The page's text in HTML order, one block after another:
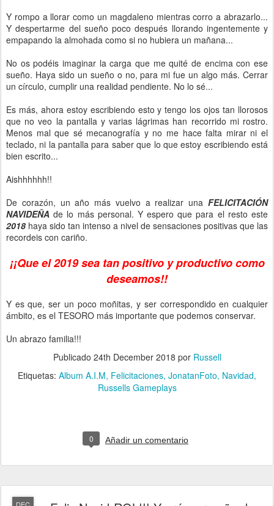
Y rompo a llorar como un magdaleno mientras corro a abrazarlo...
Y despertarme del sueño poco después llorando ingentemente y
empapando la almohada como si no hubiera un mañana...
No os podéis imaginar la carga que me quité de encima con ese
sueño. Haya sido un sueño o no, para mi fue un algo más. Cerrar
un círculo, cumplir una realidad pendiente. No lo sé...
Es más, ahora estoy escribiendo esto y tengo los ojos tan llorosos
que no veo la pantalla y varias lágrimas han recorrido mi rostro.
Menos mal que sé mecanografía y no me hace falta mirar ni el
teclado, ni la pantalla para saber que lo que estoy escribiendo está
bien escrito...
Aishhhhhh!!
De corazón, un año más vuelvo a realizar una FELICITACIÓN
NAVIDEÑAde lo más personal. Y espero que para el resto este
2018 haya sido tan intenso a nivel de sensaciones positivas que las
recordeis con cariño.
¡¡Que el 2019 sea tan positivo y productivo como
deseamos!!
Y es que, ser un poco moñitas, y ser correspondido en cualquier
ámbito, es el TESORO más importante que podemos conservar.
Un abrazo familia!!!
Publicado 24th December 2018 por Russell
Etiquetas: Album A.I.M Felicitaciones JonatanFoto Navidad
Russells Gameplays
0 Añadir un comentario